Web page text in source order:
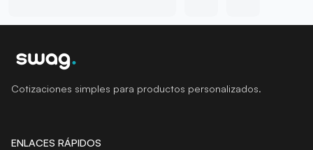
Cotizaciones simples para productos personalizados.
ENLACES RÁPIDOS